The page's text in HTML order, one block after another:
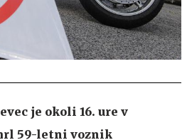
je okoli 16. ure v
59-letni voznik